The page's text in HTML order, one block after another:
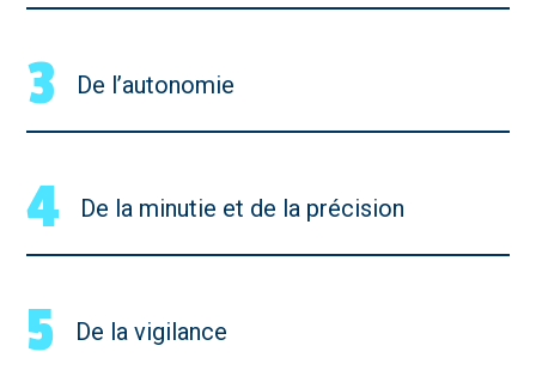
3 De l’autonomie
4 De la minutie et de la précision
5 De la vigilance